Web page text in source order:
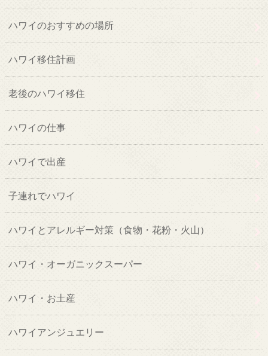
ハワイのおすすめの場所
ハワイ移住計画
老後のハワイ移住
ハワイの仕事
ハワイで出産
子連れでハワイ
ハワイとアレルギー対策（食物・花粉・火山）
ハワイ・オーガニックスーパー
ハワイ・お土産
ハワイアンジュエリー